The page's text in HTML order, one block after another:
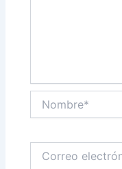
electrónico*